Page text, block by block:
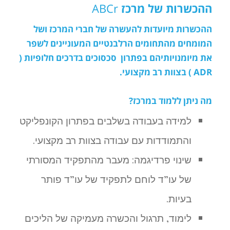
ההכשרות של מרכז
ההכשרות מיועדות להעשרה של חברי המרכז ושל
המומחים מהתחומים הרלבנטיים המעוניינים לשפר
את מיומנויותיהם בפתרון סכסוכים בדרכים חלופיות (
ADR ) בצוות רב מקצועי.
מה ניתן ללמוד במרכז?
למידה בעבודה בשלבים בפתרון הקונפליקט
והתמודדות עם עבודה בצוות רב מקצועי.
שינוי פרדיגמה: מעבר מהתפקיד המסורתי
של עו”ד לוחם לתפקיד של עו”ד פותר
בעיות.
לימוד, תרגול והכשרה מעמיקה של הליכים